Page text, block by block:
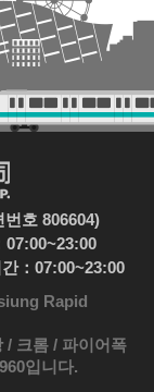
호 806604)
：07:00~23:00
Rapid
/ 크롬 / 파이어폭
입니다.